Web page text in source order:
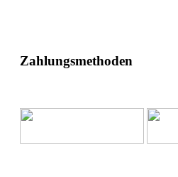
Zahlungsmethoden